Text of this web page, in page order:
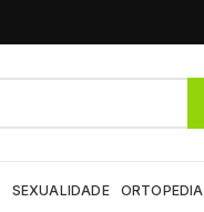
SEXUALIDADE ORTOPEDIA